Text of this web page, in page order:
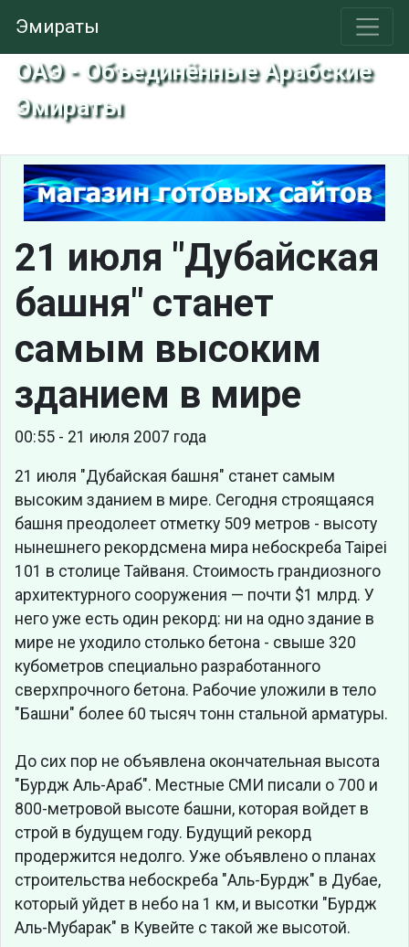
Эмираты
ОАЭ - Объединённые Арабские
Эмираты
21 июля "Дубайская
башня" станет
самым высоким
зданием в мире
00:55 - 21 июля 2007 года
21 июля "Дубайская башня" станет самым
высоким зданием в мире. Сегодня строящаяся
башня преодолеет отметку 509 метров - высоту
нынешнего рекордсмена мира небоскреба Taipei
101 в столице Тайваня. Стоимость грандиозного
архитектурного сооружения — почти $1 млрд. У
него уже есть один рекорд: ни на одно здание в
мире не уходило столько бетона - свыше 320
кубометров специально разработанного
сверхпрочного бетона. Рабочие уложили в тело
"Башни" более 60 тысяч тонн стальной арматуры.
До сих пор не объявлена окончательная высота
"Бурдж Аль-Араб". Местные СМИ писали о 700 и
800-метровой высоте башни, которая войдет в
строй в будущем году. Будущий рекорд
продержится недолго. Уже объявлено о планах
строительства небоскреба "Аль-Бурдж" в Дубае,
который уйдет в небо на 1 км, и высотки "Бурдж
Аль-Мубарак" в Кувейте с такой же высотой.